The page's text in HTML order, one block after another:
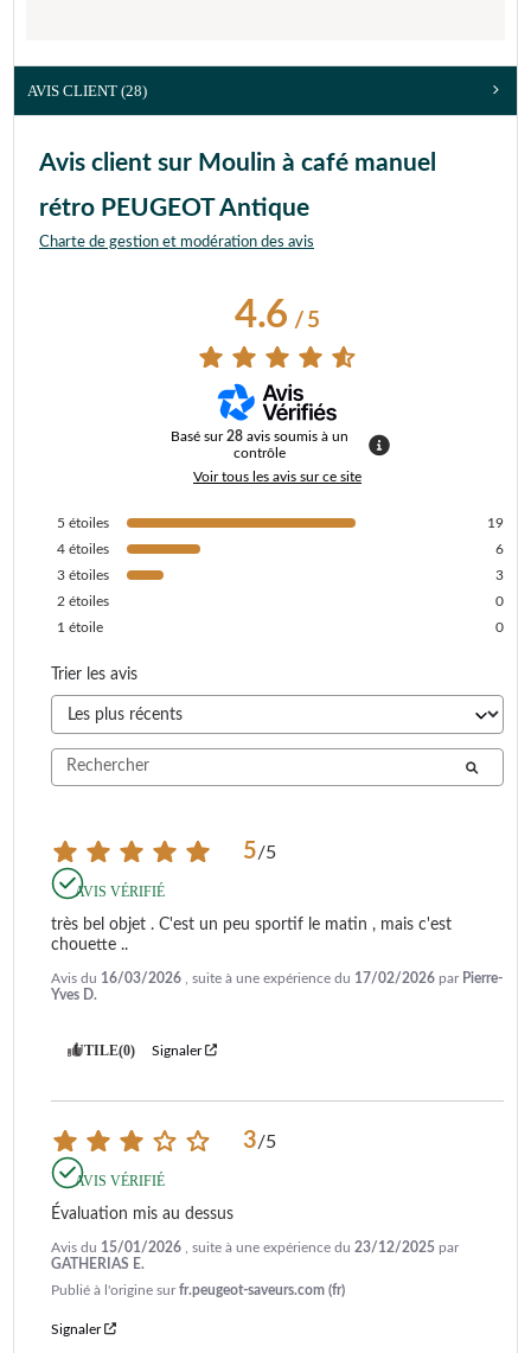
AVIS CLIENT (28)
Avis client sur Moulin à café manuel
rétro PEUGEOT Antique
Charte de gestion et modération des avis
4.6/ 5
Basé sur28 avis soumis à un
contrôle
Voir tous les avis sur ce site
5 étoiles
19
4 étoiles
6
3 étoiles
3
2 étoiles
0
1 étoile 0
Trier les avis
5/5
AVIS VÉRIFIÉ
très bel objet . C'est un peu sportif le matin , mais c'est
chouette ..
Avis du 16/03/2026 , suite à une expérience du 17/02/2026 par Pierre-
Yves D.
UTILE(0) Signaler
3/5
AVIS VÉRIFIÉ
Évaluation mis au dessus
Avis du 15/01/2026 , suite à une expérience du 23/12/2025 par
GATHERIAS E.
Publié à l'origine surfr.peugeot-saveurs.com (fr)
Signaler